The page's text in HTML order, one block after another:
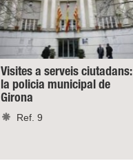
Visites a serveis ciutadans:
la policia municipal de
Girona
Ref. 9